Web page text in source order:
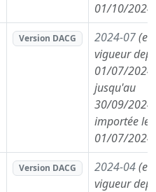
01/10/2024)
Version DACG 2024-07(en
vigueur
01/07/2024,
jusqu'au
30/09/2024,
importée le
01/07/2024)
Version DACG 2024-04(en
vigueur